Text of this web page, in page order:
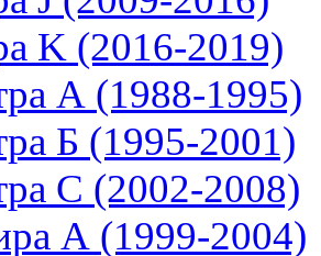
K (2016-2019)
А (1988-1995)
Б (1995-2001)
С (2002-2008)
А (1999-2004)